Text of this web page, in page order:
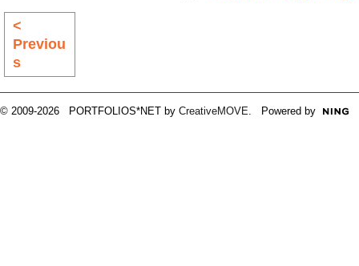
<
Previou
s
© 2009-2026 PORTFOLIOS*NET by CreativeMOVE . Powered by